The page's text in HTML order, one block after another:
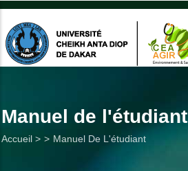
Aller
contenu
principal
Manuel de l'étudiant
Fil
Accueil > Manuel De L'étudiant